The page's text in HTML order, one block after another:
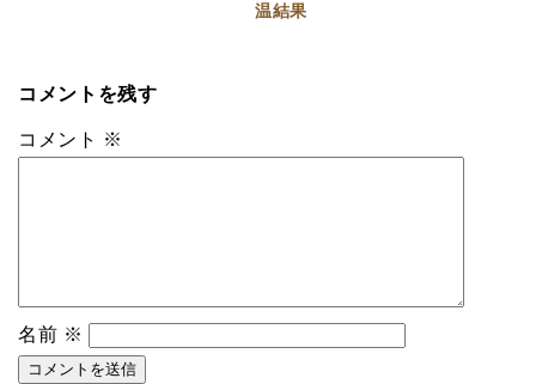
温結果
コメントを残す
コメント ※
名前 ※